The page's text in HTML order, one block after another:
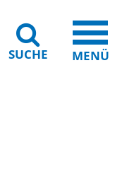
SUCHE MENÜ